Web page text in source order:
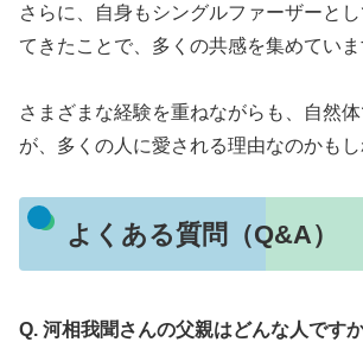
さらに、自身もシングルファーザーと
てきたことで、多くの共感を集めていま
さまざまな経験を重ねながらも、自然
が、多くの人に愛される理由なのかもし
よくある質問（Q&A）
Q. 河相我聞さんの父親はどんな人です